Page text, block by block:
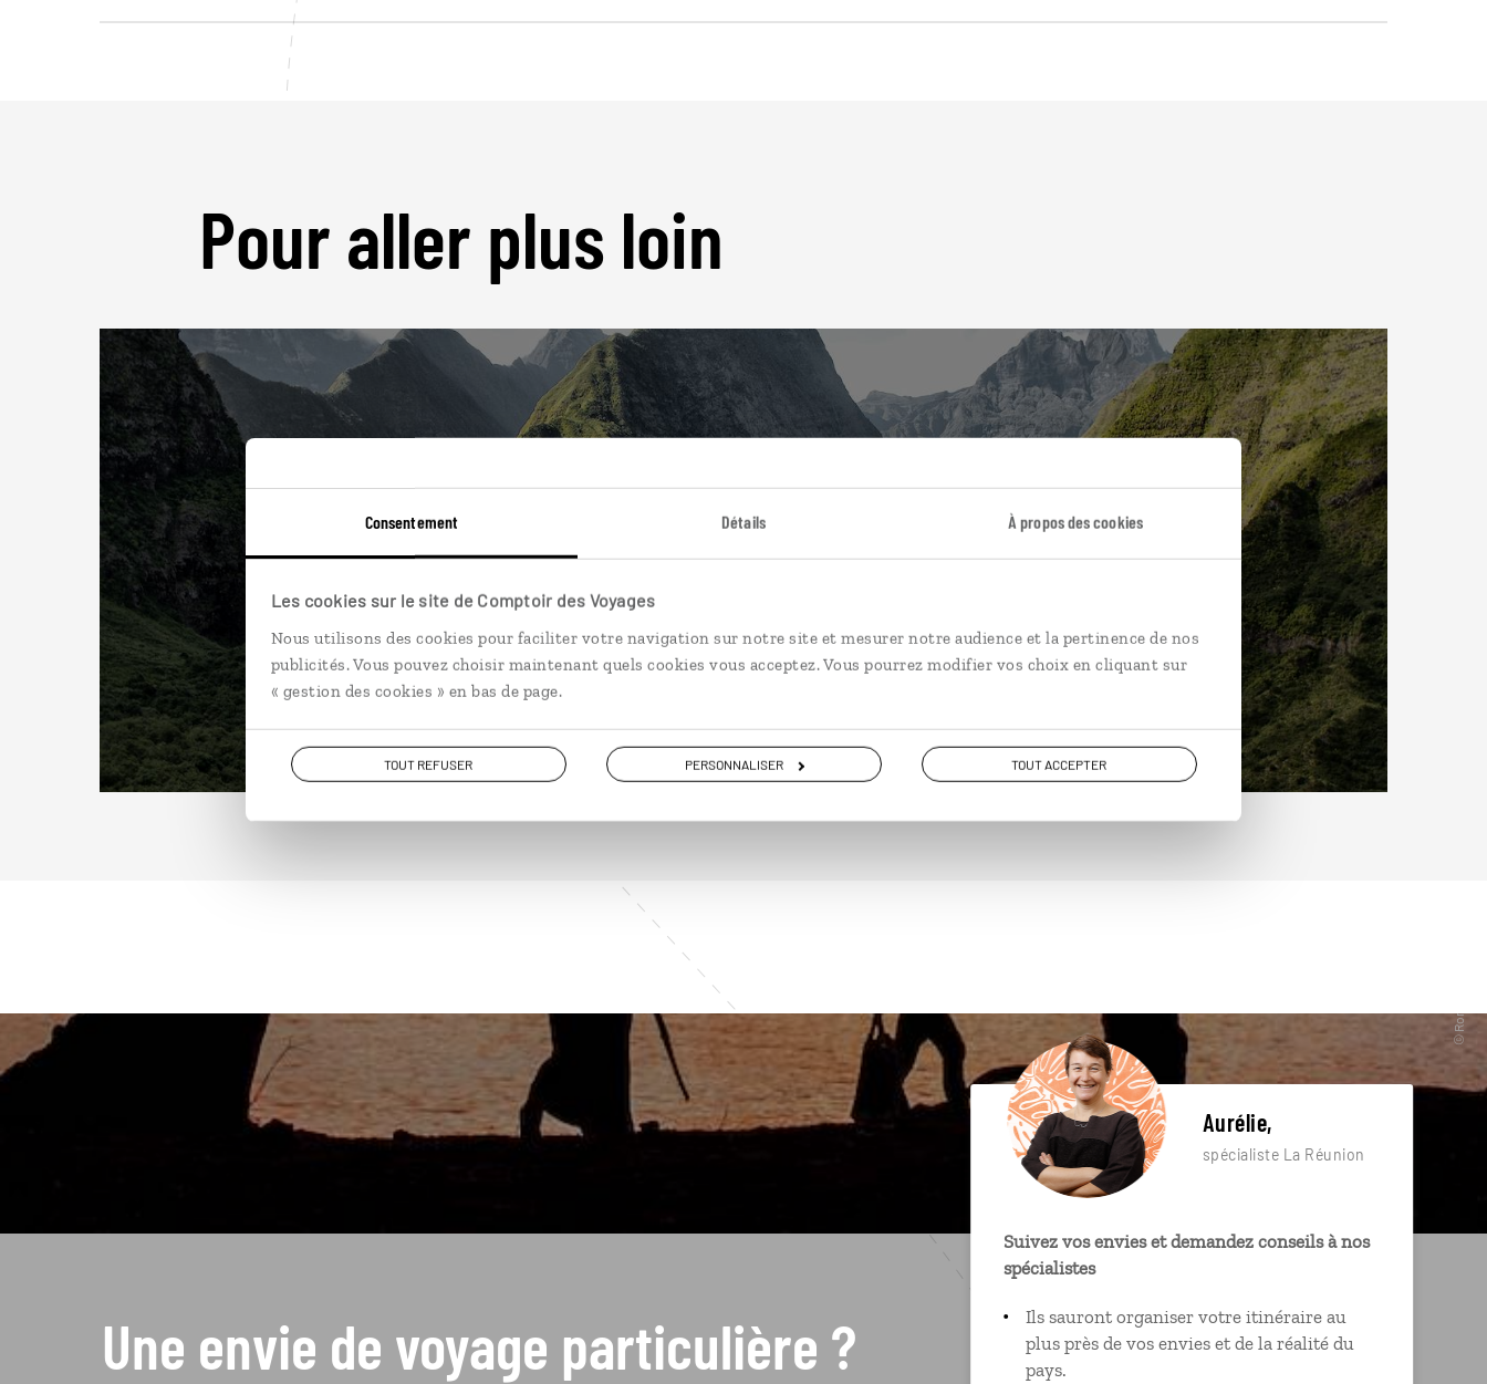
Consentement Détails À propos des cookies
Les cookies sur le site de Comptoir des Voyages
Nous utilisons des cookies pour faciliter votre navigation sur notre site et mesurer notre audience et la pertinence de nos
publicités. Vous pouvez choisir maintenant quels cookies vous acceptez. Vous pourrez modifier vos choix en cliquant sur
« gestion des cookies » en bas de page.
TOUT REFUSER PERSONNALISER TOUT ACCEPTER
Pour aller plus loin
La Réunion
DÉCOUVRIR
Une envie de voyage particulière ?
Aurélie,
spécialiste La Réunion
Suivez vos envies et demandez conseils à nos
spécialistes
Ils sauront organiser votre itinéraire au
plus près de vos envies et de la réalité du
pays.